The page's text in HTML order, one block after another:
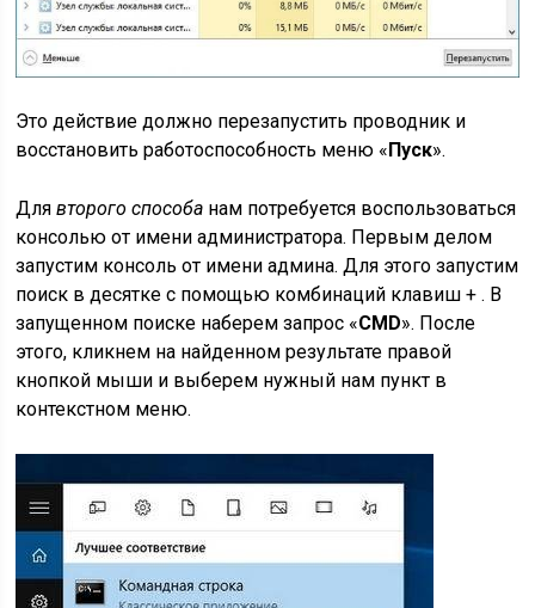
Это действие должно перезапустить проводник и
восстановить работоспособность меню «Пуск».
Длявторого способа нам потребуется воспользоваться
консолью от имени администратора. Первым делом
запустим консоль от имени админа. Для этого запустим
поиск в десятке с помощью комбинаций клавиш + . В
запущенном поиске наберем запрос «CMD». После
этого, кликнем на найденном результате правой
кнопкой мыши и выберем нужный нам пункт в
контекстном меню.